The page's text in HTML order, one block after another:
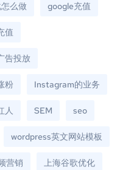
么做 google充值
值
告投放
粉 Instagram的业务
人 SEM seo
wordpress英文网站模板
营销 上海谷歌优化